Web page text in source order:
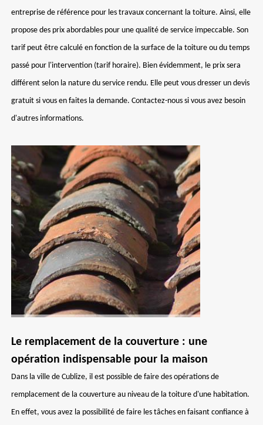
entreprise de référence pour les travaux concernant la toiture. Ainsi, elle
propose des prix abordables pour une qualité de service impeccable. Son
tarif peut être calculé en fonction de la surface de la toiture ou du temps
passé pour l'intervention (tarif horaire). Bien évidemment, le prix sera
différent selon la nature du service rendu. Elle peut vous dresser un devis
gratuit si vous en faites la demande. Contactez-nous si vous avez besoin
d'autres informations.
Le remplacement de la couverture : une
opération indispensable pour la maison
Dans la ville de Cublize, il est possible de faire des opérations de
remplacement de la couverture au niveau de la toiture d'une habitation.
En effet, vous avez la possibilité de faire les tâches en faisant confiance à